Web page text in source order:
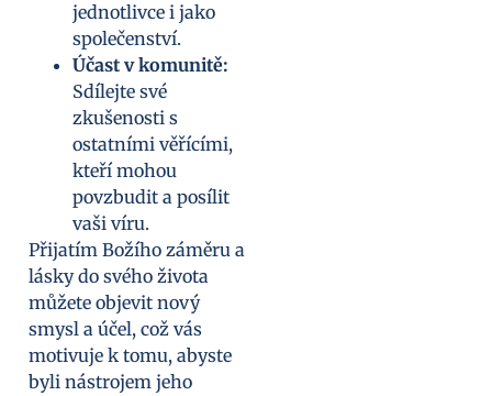
jednotlivce i jako
společenství.
Účast v komunitě:
Sdílejte své
zkušenosti s
ostatními věřícími,
kteří mohou
povzbudit a posílit
vaši víru.
Přijatím Božího záměru a
lásky do svého života
můžete objevit nový
smysl a účel, což vás
motivuje k tomu, abyste
byli nástrojem jeho